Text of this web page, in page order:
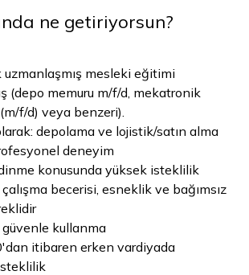
ne getiriyorsun?
uzmanlaşmış mesleki eğitimi
(depo memuru m/f/d, mekatronik
f/d) veya benzeri).
depolama ve lojistik/satın alma
deneyim
konusunda yüksek isteklilik
becerisi, esneklik ve bağımsız
kullanma
itibaren erken vardiyada